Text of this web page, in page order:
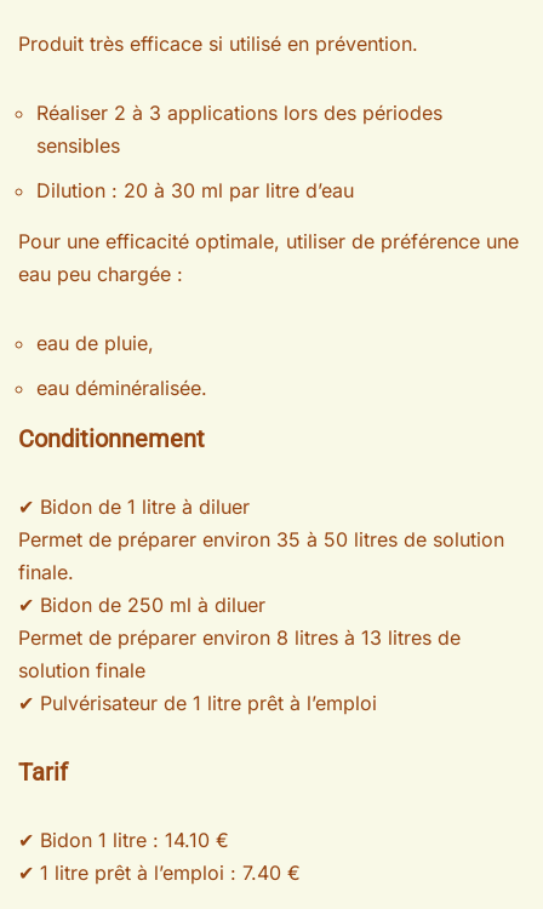
Produit très efficace si utilisé en prévention.
Réaliser 2 à 3 applications lors des périodes
sensibles
Dilution : 20 à 30 ml par litre d’eau
Pour une efficacité optimale, utiliser de préférence une
eau peu chargée :
eau de pluie,
eau déminéralisée.
Conditionnement
✔ Bidon de 1 litre à diluer
Permet de préparer environ 35 à 50 litres de solution
finale.
✔ Bidon de 250 ml à diluer
Permet de préparer environ 8 litres à 13 litres de
solution finale
✔ Pulvérisateur de 1 litre prêt à l’emploi
Tarif
✔ Bidon 1 litre : 14.10 €
✔ 1 litre prêt à l’emploi : 7.40 €